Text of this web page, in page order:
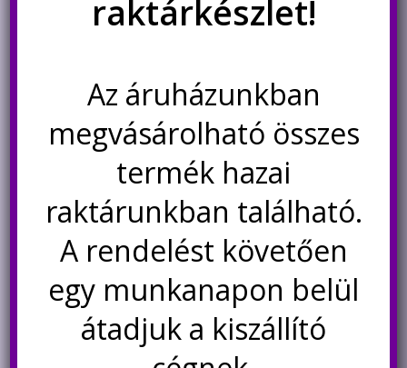
DRV8825 léptetőmotor
was:
Current
price
is:
Kosárba teszem
Kapcsolódó termékek
Akció!
raktárkészlet!
Az áruházunkban
megvásárolható összes
termék hazai
raktárunkban található.
A rendelést követően
egy munkanapon belül
átadjuk a kiszállító